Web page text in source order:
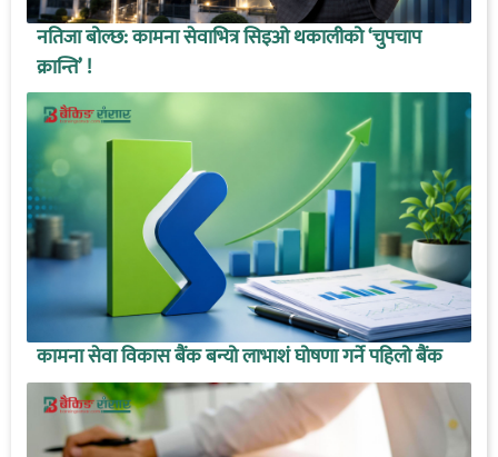
नतिजा बोल्छ: कामना सेवाभित्र सिइओ थकालीको ‘चुपचाप
क्रान्ति’ !
कामना सेवा विकास बैंक बन्यो लाभाशं घोषणा गर्ने पहिलो बैंक